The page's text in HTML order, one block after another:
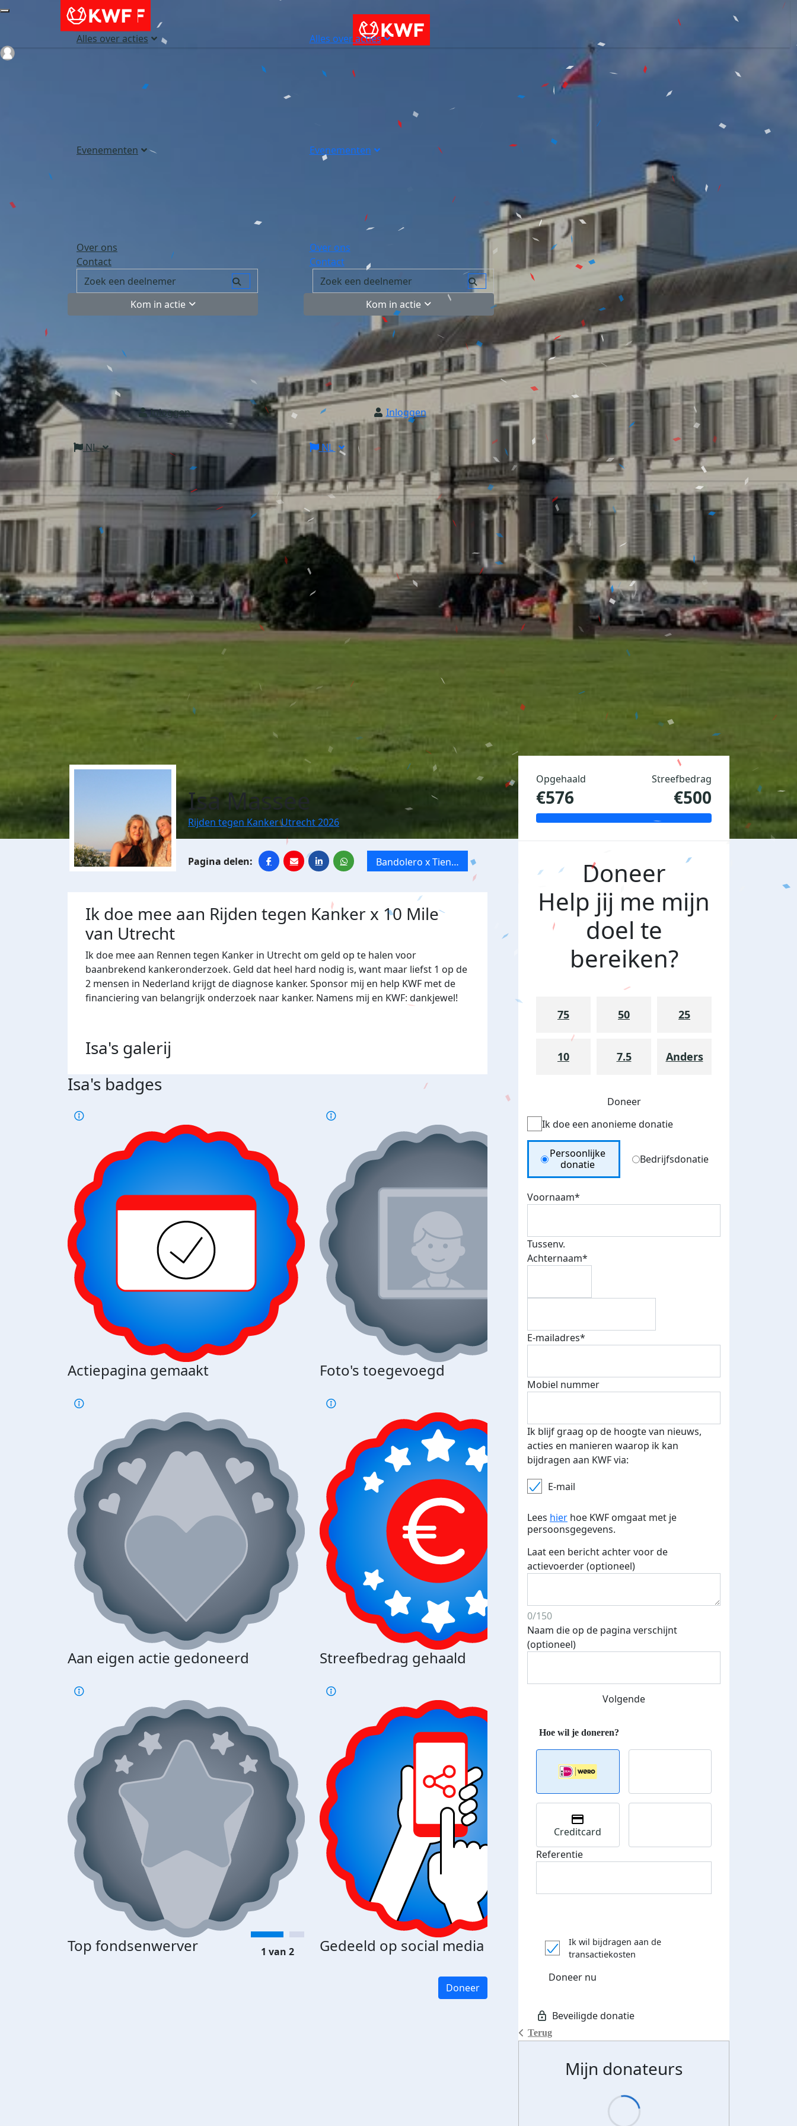
Alles over acties
Evenementen
Over ons
Contact
Kom in actie
Inloggen
NL
Alles over acties
Evenementen
Over ons
Contact
Kom in actie
Inloggen
NL
Isa Massee
Rijden tegen Kanker Utrecht 2026
Bandolero x Tien
Mile van Utrecht
Ik doe mee aan Rijden tegen Kanker x 10 Mile
van Utrecht
Ik doe mee aan Rennen tegen Kanker in Utrecht om geld op te halen voor
baanbrekend kankeronderzoek. Geld dat heel hard nodig is, want maar liefst 1 op de
2 mensen in Nederland krijgt de diagnose kanker. Sponsor mij en help KWF met de
financiering van belangrijk onderzoek naar kanker. Namens mij en KWF: dankjewel!
Isa's galerij
Isa's badges
Actiepagina gemaakt Foto's toegevoegd
Aan eigen actie gedoneerd Streefbedrag gehaald Streefbedrag verhoogd
Top fondsenwerver Gedeeld op social media Donateurs bedankt
1 van 2
Doneer
Opgehaald
€576
Streefbedrag
€500
Doneer
Help jij me mijn
doel te
bereiken?
75 50 25
10 7.5 Anders
Doneer
Ik doe een anonieme donatie
Donation Type
Persoonlijke
donatie
Bedrijfsdonatie
Voornaam*
Tussenv.
Achternaam*
E-mailadres*
Mobiel nummer
Ik blijf graag op de hoogte van nieuws,
acties en manieren waarop ik kan
bijdragen aan KWF via:
E-mail
Lees hier hoe KWF omgaat met je
persoonsgegevens.
Laat een bericht achter voor de
actievoerder (optioneel)
0/150
Naam die op de pagina verschijnt
(optioneel)
Volgende
Terug
Creditcard
Referentie
Ik wil bijdragen aan de
transactiekosten
Doneer nu
Mijn donateurs